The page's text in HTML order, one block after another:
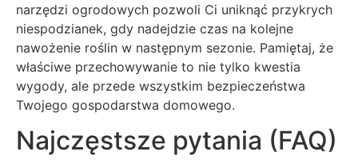
narzędzi ogrodowych pozwoli Ci uniknąć przykrych
niespodzianek, gdy nadejdzie czas na kolejne
nawożenie roślin w następnym sezonie. Pamiętaj, że
właściwe przechowywanie to nie tylko kwestia
wygody, ale przede wszystkim bezpieczeństwa
Twojego gospodarstwa domowego.
Najczęstsze pytania (FAQ)